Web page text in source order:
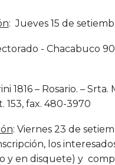
: Jueves 15 de
- Chacabuco
1816 – Rosario. –
153, fax. 480-3970
: Viernes 23 de
los
y en disquete) y